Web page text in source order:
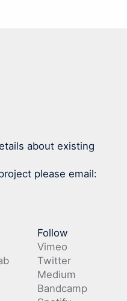
about existing
please email:
Follow
Vimeo
Twitter
Medium
Bandcamp